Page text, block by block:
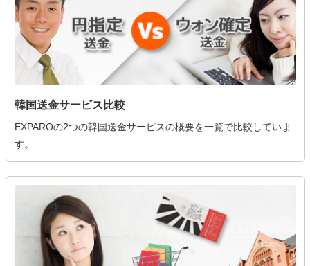
韓国送金サービス比較
EXPAROの2つの韓国送金サービスの概要を一覧で比較していま
す。